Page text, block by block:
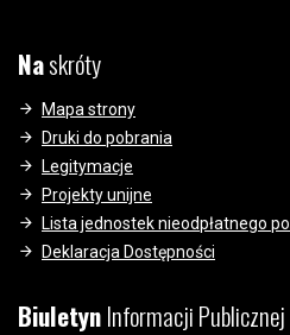
Naskróty
Mapa strony
Druki do pobrania
Legitymacje
Projekty unijne
Lista jednostek nieodpłatnego
Deklaracja Dostępności
BiuletynInformacji Publicznej